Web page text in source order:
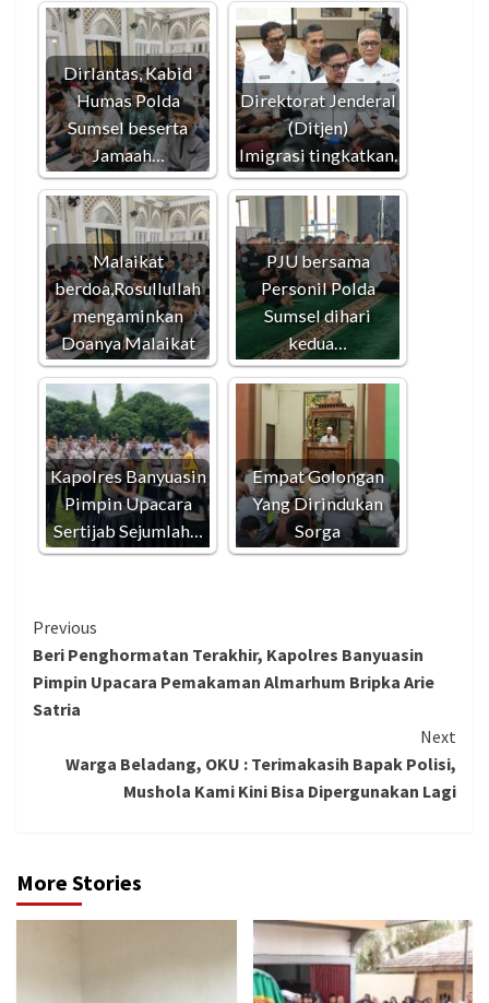
Dirlantas, Kabid
Humas Polda
Sumsel beserta
Jamaah…
Direktorat Jenderal
(Ditjen)
Imigrasi tingkatkan…
Malaikat
berdoa,Rosullullah
mengaminkan
Doanya Malaikat
PJU bersama
Personil Polda
Sumsel dihari
kedua…
Kapolres Banyuasin
Pimpin Upacara
Sertijab Sejumlah…
Empat Golongan
Yang Dirindukan
Sorga
Continue
Reading
Previous
Beri Penghormatan Terakhir, Kapolres Banyuasin
Pimpin Upacara Pemakaman Almarhum Bripka Arie
Satria
Next
Warga Beladang, OKU : Terimakasih Bapak Polisi,
Mushola Kami Kini Bisa Dipergunakan Lagi
More Stories